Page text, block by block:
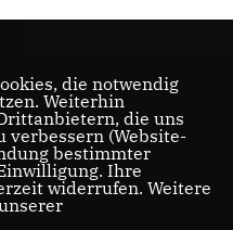
die notwendig
Weiterhin
die uns
verbessern (Website-
bestimmter
Ihre
widerrufen. Weitere